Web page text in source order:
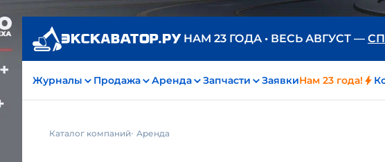
НАМ 23 ГОДА • ВЕСЬ АВГУСТ —
Журналы Продажа Аренда Запчасти ЗаявкиНам 23 года!
Каталог компаний Аренда